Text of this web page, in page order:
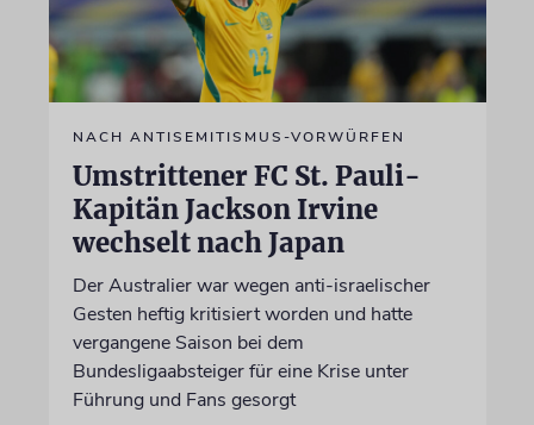
NACH ANTISEMITISMUS-VORWÜRFEN
Umstrittener FC St. Pauli-
Kapitän Jackson Irvine
wechselt nach Japan
Der Australier war wegen anti-israelischer
Gesten heftig kritisiert worden und hatte
vergangene Saison bei dem
Bundesligaabsteiger für eine Krise unter
Führung und Fans gesorgt